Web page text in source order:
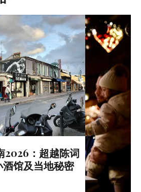
2026：超越陈词
馆及当地秘密